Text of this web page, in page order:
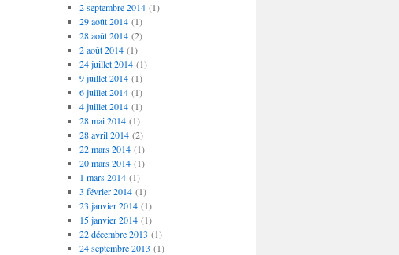
2 septembre 2014(1)
29 août 2014(1)
28 août 2014(2)
2 août 2014(1)
24 juillet 2014(1)
9 juillet 2014(1)
6 juillet 2014(1)
4 juillet 2014(1)
28 mai 2014(1)
28 avril 2014(2)
22 mars 2014(1)
20 mars 2014(1)
1 mars 2014(1)
3 février 2014(1)
23 janvier 2014(1)
15 janvier 2014(1)
22 décembre 2013 (1)
24 septembre 2013 (1)